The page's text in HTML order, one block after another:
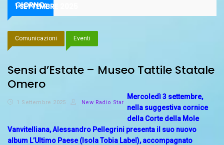
GIORNO:
1 SETTEMBRE 2025
Comunicazioni Eventi
Sensi d’Estate – Museo Tattile Statale
Omero
1 Settembre 2025 New Radio Star
Mercoledì 3 settembre,
nella suggestiva cornice
della Corte della Mole
Vanvitelliana, Alessandro Pellegrini presenta il suo nuovo
album L’Ultimo Paese (Isola Tobia Label), accompagnato